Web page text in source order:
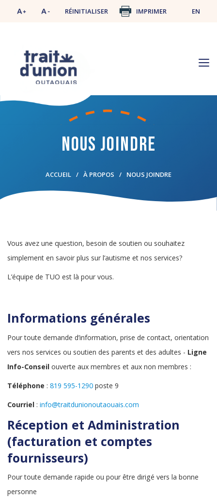
RÉINITIALISER IMPRIMER EN
Nous joindre
ACCUEIL À PROPOS NOUS JOINDRE
Vous avez une question, besoin de soutien ou souhaitez
simplement en savoir plus sur l’autisme et nos services?
L’équipe de TUO est là pour vous.
Informations générales
Pour toute demande d’information, prise de contact, orientation
vers nos services ou soutien des parents et des adultes - Ligne
Info-Conseil ouverte aux membres et aux non membres :
Téléphone : 819 595-1290 poste 9
Courriel : info@traitdunionoutaouais.com
Réception et Administration
(facturation et comptes
fournisseurs)
Pour toute demande rapide ou pour être dirigé vers la bonne
personne